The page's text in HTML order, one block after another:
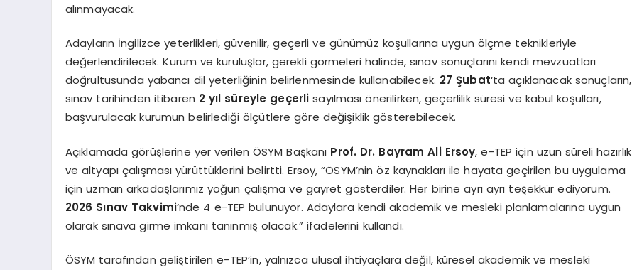
alınmayacak.
Adayların İngilizce yeterlikleri, güvenilir, geçerli ve günümüz koşullarına uygun ölçme teknikleriyle
değerlendirilecek. Kurum ve kuruluşlar, gerekli görmeleri halinde, sınav sonuçlarını kendi mevzuatları
doğrultusunda yabancı dil yeterliğinin belirlenmesinde kullanabilecek. 27 Şubat‘ta açıklanacak sonuçların,
sınav tarihinden itibaren 2 yıl süreyle geçerli sayılması önerilirken, geçerlilik süresi ve kabul koşulları,
başvurulacak kurumun belirlediği ölçütlere göre değişiklik gösterebilecek.
Açıklamada görüşlerine yer verilen ÖSYM Başkanı Prof. Dr. Bayram Ali Ersoy, e-TEP için uzun süreli hazırlık
ve altyapı çalışması yürüttüklerini belirtti. Ersoy, “ÖSYM’nin öz kaynakları ile hayata geçirilen bu uygulama
için uzman arkadaşlarımız yoğun çalışma ve gayret gösterdiler. Her birine ayrı ayrı teşekkür ediyorum.
2026 Sınav Takvimi‘nde 4 e-TEP bulunuyor. Adaylara kendi akademik ve mesleki planlamalarına uygun
olarak sınava girme imkanı tanınmış olacak.” ifadelerini kullandı.
ÖSYM tarafından geliştirilen e-TEP’in, yalnızca ulusal ihtiyaçlara değil, küresel akademik ve mesleki